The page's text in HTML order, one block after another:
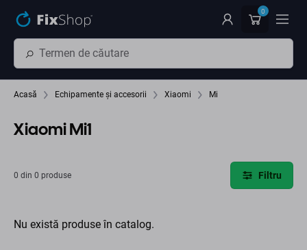
0
Acasă Echipamente și accesorii Xiaomi Mi
Xiaomi Mi1
0 din 0 produse Filtru
Nu există produse în catalog.